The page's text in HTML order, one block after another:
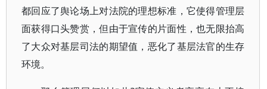
都回应了舆论场上对法院的理想标准，它使得管理层
面获得口头赞赏，但由于宣传的片面性，也无限抬高
了大众对基层司法的期望值，恶化了基层法官的生存
环境。